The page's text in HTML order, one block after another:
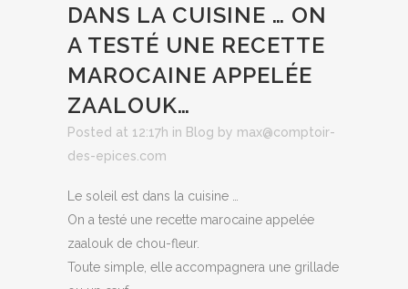
DANS LA CUISINE … ON
A TESTÉ UNE RECETTE
MAROCAINE APPELÉE
ZAALOUK…
Posted at 12:17h in Blog by max@comptoir-
des-epices.com
Le soleil est dans la cuisine …
On a testé une recette marocaine appelée
zaalouk de chou-fleur.
Toute simple, elle accompagnera une grillade